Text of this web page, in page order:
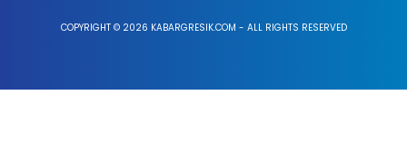
COPYRIGHT © 2026 KABARGRESIK.COM - ALL RIGHTS RESERVED